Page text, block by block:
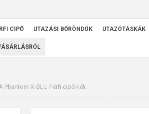
CIPŐ UTAZÁSI BŐRÖNDÖK UTAZÓTÁSKÁK
Phantom X-BLU Férfi cipő kék